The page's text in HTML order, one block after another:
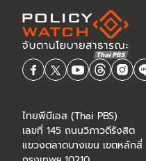
ไทยพีบีเอส (Thai PBS)
เลขที่ 145 ถนนวิภาวดีรังสิต
แขวงตลาดบางเขน เขตหลักสี่